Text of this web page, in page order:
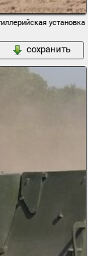
артиллерийская
установка
сохранить